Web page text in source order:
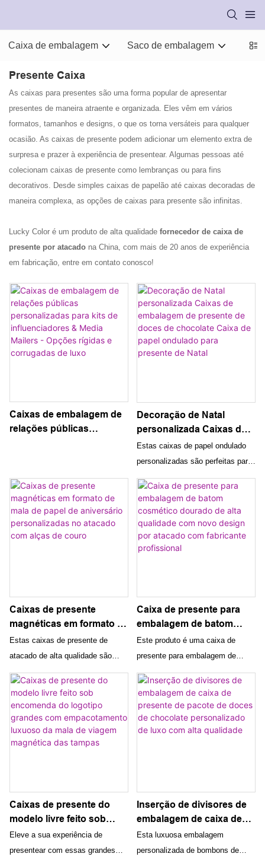
Caixa de embalagem Saco de embalagem
Presente Caixa
As caixas para presentes são uma forma popular de apresentar
presentes de maneira atraente e organizada. Eles vêm em vários
formatos, tamanhos e designs, o que os torna versáteis para qualquer
ocasião. As caixas de presente podem adicionar um elemento extra de
surpresa e prazer à experiência de presentear. Algumas pessoas até
colecionam caixas de presente como lembranças ou para fins
decorativos. Desde simples caixas de papelão até caixas decoradas de
maneira complexa, as opções de caixas para presente são infinitas.
Lucky Color é um produto de alta qualidade fornecedor de caixa de
presente por atacado na China, com mais de 20 anos de experiência
em fabricação, entre em contato conosco!
Caixas de embalagem de
relações públicas
rígidas e corrugadas de
luxo
Decoração de Natal
personalizada Caixas de
embalagem de presente
de doces de chocolate
para presente de Natal
Estas caixas de papel ondulado
personalizadas são perfeitas para
embalar presentes de chocolate
de Natal. Os designs decorativos
tornam-nos uma opção festiva e
única para apresentar guloseimas
festivas
Caixas de presente
magnéticas em formato de
mala de papel de
aniversário
atacado com alças de
couro
Estas caixas de presente de
atacado de alta qualidade são
perfeitas para presentes de
aniversário personalizados. O
formato exclusivo da mala, o
fecho magnético e as alças de
couro tornam essas caixas
elegantes e funcionais para
Caixa de presente para
embalagem de batom
cosmético dourado de
alta qualidade com novo
fabricante profissional
Este produto é uma caixa de
presente para embalagem de
batom cosmético dourado de alta
qualidade, projetada para
distribuição no atacado. É
fabricado por uma empresa
profissional conhecida por sua
Caixas de presente do
modelo livre feito sob
encomenda do logotipo
grandes com
Eleve a sua experiência de
presentear com essas grandes
Inserção de divisores de
embalagem de caixa de
presente de pacote de
doces de chocolate
Esta luxuosa embalagem
personalizada de bombons de